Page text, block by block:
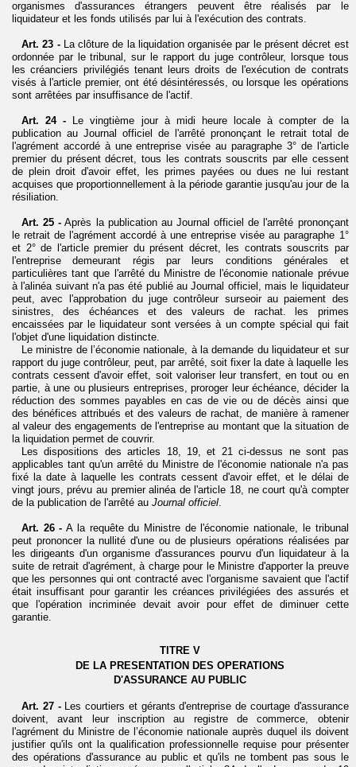
organismes d'assurances étrangers peuvent être réalisés par le
liquidateur et les fonds utilisés par lui à l'exécution des contrats.
Art. 23 -La clôture de la liquidation organisée par le présent décret est
ordonnée par le tribunal, sur le rapport du juge contrôleur, lorsque tous
les créanciers privilégiés tenant leurs droits de l'exécution de contrats
visés à l'article premier, ont été désintéressés, ou lorsque les opérations
sont arrêtées par insuffisance de l'actif.
Art. 24 - Le vingtième jour à midi heure locale à compter de la
publication au Journal officiel de l'arrêté prononçant le retrait total de
l'agrément accordé à une entreprise visée au paragraphe 3° de l'article
premier du présent décret, tous les contrats souscrits par elle cessent
de plein droit d'avoir effet, les primes payées ou dues ne lui restant
acquises que proportionnellement à la période garantie jusqu'au jour de la
résiliation.
Art. 25 - Après la publication au Journal officiel de l'arrêté prononçant
le retrait de l'agrément accordé à une entreprise visée au paragraphe 1°
et 2° de l'article premier du présent décret, les contrats souscrits par
l'entreprise demeurant régis par leurs conditions générales et
particulières tant que l'arrêté du Ministre de l'économie nationale prévue
à l'alinéa suivant n'a pas été publié au Journal officiel, mais le liquidateur
peut, avec l'approbation du juge contrôleur surseoir au paiement des
sinistres, des échéances et des valeurs de rachat. les primes
encaissées par le liquidateur sont versées à un compte spécial qui fait
l'objet d'une liquidation distincte.
Le ministre de l’économie nationale, à la demande du liquidateur et sur
rapport du juge contrôleur, peut, par arrêté, soit fixer la date à laquelle les
contrats cessent d'avoir effet, soit valoriser leur transfert, en tout ou en
partie, à une ou plusieurs entreprises, proroger leur échéance, décider la
réduction des sommes payables en cas de vie ou de décès ainsi que
des bénéfices attribués et des valeurs de rachat, de manière à ramener
al valeur des engagements de l'entreprise au montant que la situation de
la liquidation permet de couvrir.
Les dispositions des articles 18, 19, et 21 ci-dessus ne sont pas
applicables tant qu'un arrêté du Ministre de l'économie nationale n'a pas
fixé la date à laquelle les contrats cessent d'avoir effet, et le délai de
vingt jours, prévu au premier alinéa de l'article 18, ne court qu'à compter
de la publication de l'arrêté au Journal officiel.
Art. 26 - A la requête du Ministre de l'économie nationale, le tribunal
peut prononcer la nullité d'une ou de plusieurs opérations réalisées par
les dirigeants d'un organisme d'assurances pourvu d'un liquidateur à la
suite de retrait d'agrément, à charge pour le Ministre d'apporter la preuve
que les personnes qui ont contracté avec l'organisme savaient que l'actif
était insuffisant pour garantir les créances privilégiées des assurés et
que l'opération incriminée devait avoir pour effet de diminuer cette
garantie.
TITRE V
DE LA PRESENTATION DES OPERATIONS
D'ASSURANCE AU PUBLIC
Art. 27 -Les courtiers et gérants d'entreprise de courtage d'assurance
doivent, avant leur inscription au registre de commerce, obtenir
l'agrément du Ministre de l’économie nationale auprès duquel ils doivent
justifier qu'ils ont la qualification professionnelle requise pour présenter
des opérations d'assurance au public et qu'ils ne tombent pas sous le